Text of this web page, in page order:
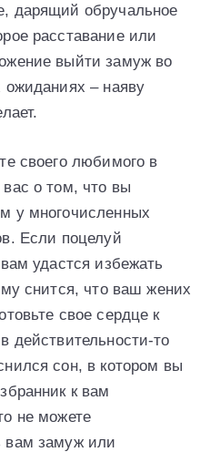
дарящий обручальное
расставание или
выйти замуж во
ожиданиях – наяву
своего любимого в
о том, что вы
у многочисленных
Если поцелуй
удастся избежать
снится, что ваш жених
свое сердце к
действительности-то
сон, в котором вы
к вам
не можете
вам замуж или